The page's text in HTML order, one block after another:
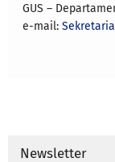
GUS –
e-mail:
Newsletter